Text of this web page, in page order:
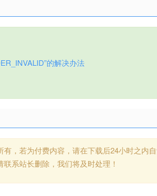
的解决办法
，若为付费内容，请在下载后24小时之内
系站长删除，我们将及时处理！